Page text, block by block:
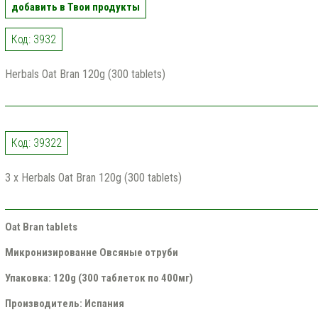
добавить в Твои продукты
Код: 3932
Herbals Oat Bran 120g (300 tablets)
Код: 39322
3 x Herbals Oat Bran 120g (300 tablets)
Oat Bran tablets
Микронизированне Овсяные отруби
Упаковка: 120g (300 таблеток по 400мг)
Производитель: Испания